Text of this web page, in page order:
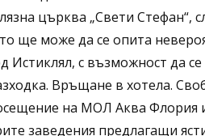
църква „Свети Стефан“,
ще може да се опита
с възможност да
Връщане в хотела.
на МОЛ Аква Флория
заведения предлагащи